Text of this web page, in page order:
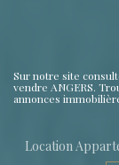
Sur notre site
vendre ANGERS.
annonces
Location